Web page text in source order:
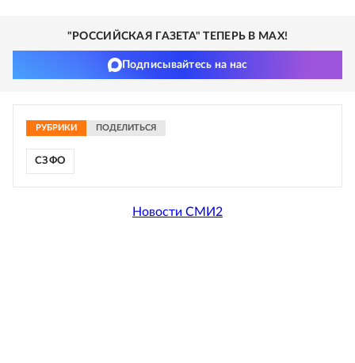
"РОССИЙСКАЯ ГАЗЕТА" ТЕПЕРЬ В MAX!
Подписывайтесь на нас
РУБРИКИ ПОДЕЛИТЬСЯ
СЗФО
Новости СМИ2